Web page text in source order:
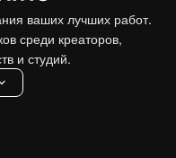
ваших лучших работ.
среди креаторов,
и студий.